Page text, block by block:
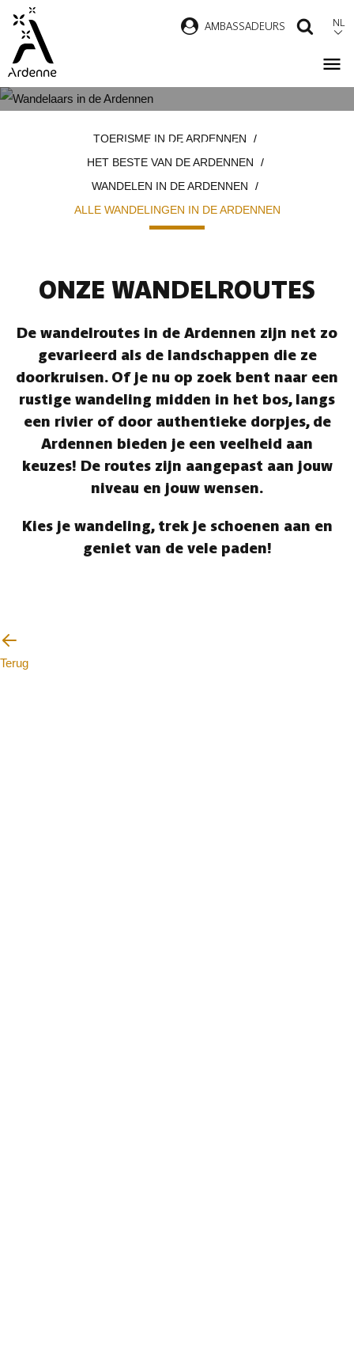
Overslaan
naar
inhoud
AMBASSADEURS NL
ARDENNEN
TOERISME IN DE ARDENNEN
HET BESTE VAN DE ARDENNEN
WANDELEN IN DE ARDENNEN
ALLE WANDELINGEN IN DE ARDENNEN
ONZE WANDELROUTES
De wandelroutes in de Ardennen zijn net zo
gevarieerd als de landschappen die ze
doorkruisen. Of je nu op zoek bent naar een
rustige wandeling midden in het bos, langs
een rivier of door authentieke dorpjes, de
Ardennen bieden je een veelheid aan
keuzes! De routes zijn aangepast aan jouw
niveau en jouw wensen.
Kies je wandeling, trek je schoenen aan en
geniet van de vele paden!
Terug